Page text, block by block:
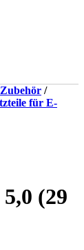
/
für E-
(29